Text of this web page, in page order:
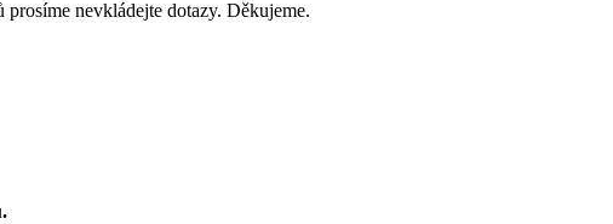
prosíme nevkládejte dotazy. Děkujeme.